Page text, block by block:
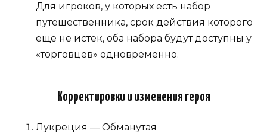
Для игроков, у которых есть набор
путешественника, срок действия которого
еще не истек, оба набора будут доступны у
«торговцев» одновременно.
Корректировки и изменения героя
Лукреция — Обманутая